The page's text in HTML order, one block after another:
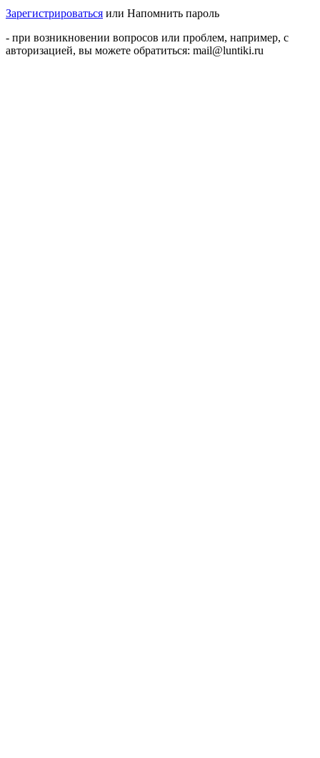
Зарегистрироваться или Напомнить пароль
- при возникновении вопросов или проблем, например, с
авторизацией, вы можете обратиться: mail@luntiki.ru